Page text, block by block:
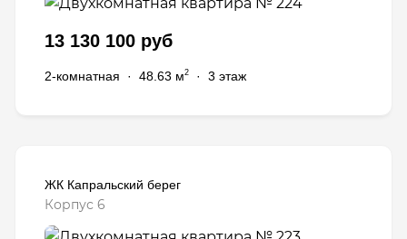
13 130 100 руб
2-комнатная · 48.63 м2 · 3 этаж
ЖК Капральский берег
Корпус 6